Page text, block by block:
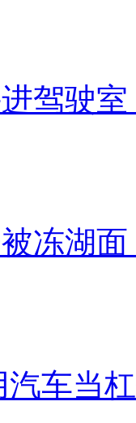
驾驶
冻湖
车当